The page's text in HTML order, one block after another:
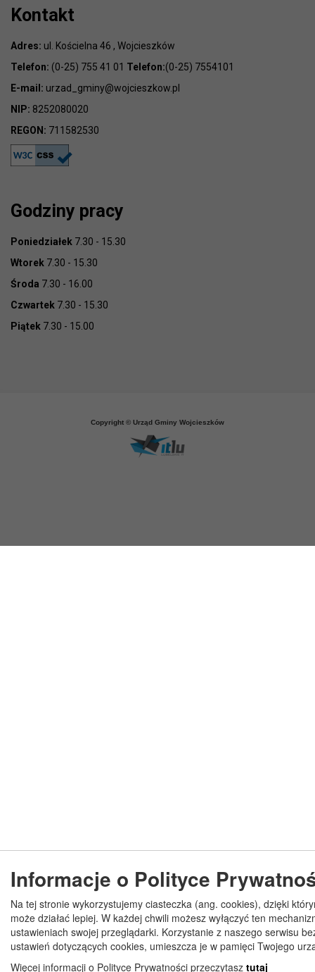
Kontakt
Adres: ul. Kościelna 46 , Wojcieszków
Telefon: (0-25) 755 41 01 Telefon:(0-25) 7554101
E-mail: urzad_gminy@wojcieszkow.pl
NIP: 8252080020
REGON: 711582530
Godziny pracy
Poniedziałek 7.30 - 15.30
Wtorek 7.30 - 15.30
Środa 7.30 - 16.00
Czwartek 7.30 - 15.30
Piątek 7.30 - 15.00
Copyright © Urząd Gminy Wojcieszków
Informacje o Polityce
Na tej stronie wykorzystujemy ciasteczka (ang. cookies), dzięki
może działać lepiej. W każdej chwili możesz wyłączyć ten
ustawieniach swojej przeglądarki. Korzystanie z naszego serwisu
ustawień dotyczących cookies, umieszcza je w pamięci Twojego
Więcej informacji o Polityce Prywatności przeczytasz tutaj